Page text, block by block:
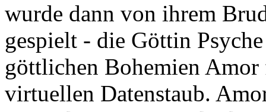
wurde dann von ihrem
gespielt - die Göttin
göttlichen Bohemien
virtuellen Datenstaub.